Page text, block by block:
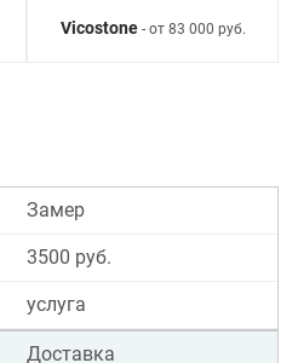
Vicostone- от 83 000 руб.
Замер
3500 руб.
услуга
Доставка